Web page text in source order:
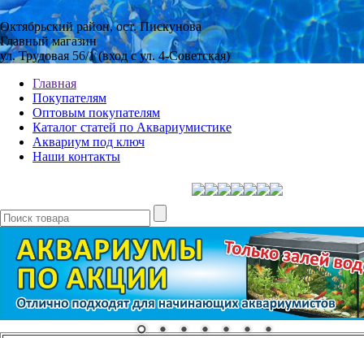
Октябрьский район, ост. Пискунова
Главный магазин
ул. Трудовая 56/1 (вход с ул. 4-Советская)
Главная
Покупателям
Оптовым покупателям
Каталог статей по Аквариумистике
Аквариум под ключ
Наши контакты